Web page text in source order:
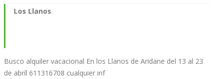
Los Llanos
Busco alquiler vacacional En los Llanos de Aridane del 13 al 23
de abríl 611316708 cualquier inf